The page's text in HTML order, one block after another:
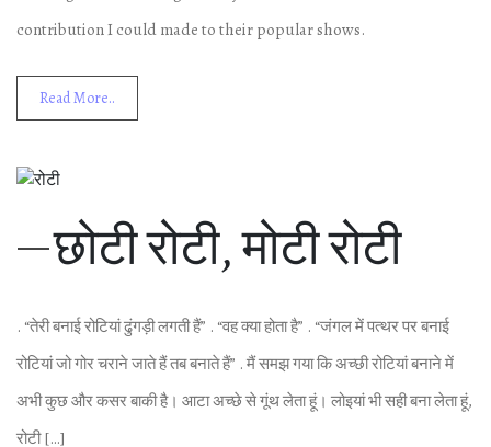
contribution I could made to their popular shows.
Read More..
छोटी रोटी, मोटी रोटी
. “तेरी बनाई रोटियां ढुंगड़ी लगती हैं” . “वह क्‍या होता है” . “जंगल में पत्‍थर पर बनाई
रोटियां जो गोर चराने जाते हैं तब बनाते हैं” . मैं समझ गया कि अच्‍छी रोटियां बनाने में
अभी कुछ और कसर बाकी है। आटा अच्‍छे से गूंथ लेता हूं। लोइयां भी सही बना लेता हूं,
रोटी […]